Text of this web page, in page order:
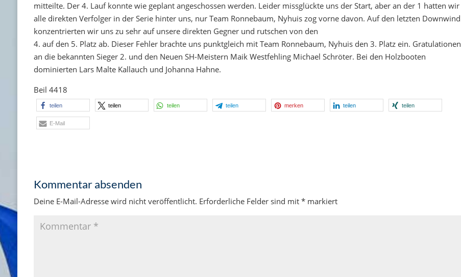
mitteilte. Der 4. Lauf konnte wie geplant angeschossen werden. Leider missglückte uns der Start, aber an der 1 hatten wir
alle direkten Verfolger in der Serie hinter uns, nur Team Ronnebaum, Nyhuis zog vorne davon. Auf den letzten Downwind
konzentrierten wir uns zu sehr auf unsere direkten Gegner und rutschen von den
4. auf den 5. Platz ab. Dieser Fehler brachte uns punktgleich mit Team Ronnebaum, Nyhuis den 3. Platz ein. Gratulationen
an die bekannten Sieger 2. und den Neuen SH-Meistern Maik Westfehling Michael Schröter. Bei den Holzbooten
dominierten Lars Malte Kallauch und Johanna Hahne.
Beil 4418
teilen teilen teilen teilen merken teilen teilen
E-Mail
Kommentar absenden
Deine E-Mail-Adresse wird nicht veröffentlicht. Erforderliche Felder sind mit *markiert